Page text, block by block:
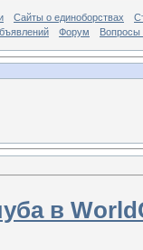
Сайты о единоборствах
Форум Вопросы
в